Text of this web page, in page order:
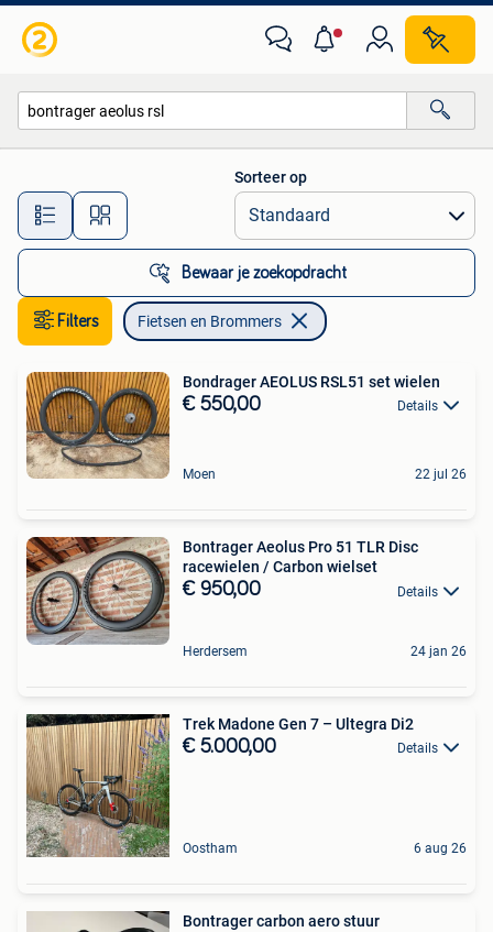
Alle afstanden…
Sorteer op
Bewaar je zoekopdracht
Filters Fietsen en Brommers
Bondrager AEOLUS RSL51 set wielen
€ 550,00 Details
Moen 22 jul 26
Bontrager Aeolus Pro 51 TLR Disc
racewielen / Carbon wielset
€ 950,00 Details
Herdersem 24 jan 26
Trek Madone Gen 7 – Ultegra Di2
€ 5.000,00 Details
Oostham 6 aug 26
Bontrager carbon aero stuur